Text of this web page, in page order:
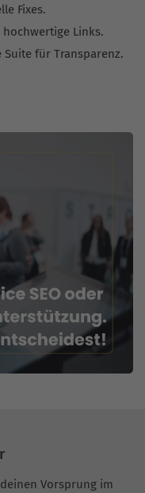
Fixes.
Links.
Suite für Transparenz.
Vorsprung im